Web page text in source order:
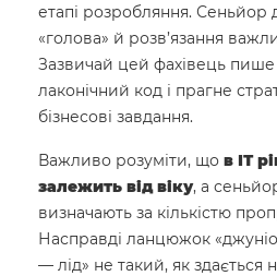
етапі розробляння. Сеньйор
«голова» й розв’язання
Зазвичай цей фахівець
лаконічний код і прагне
бізнесові завдання.
Важливо розуміти, що в ІТ
залежить від віку, а
визначають за кількістю
Насправді ланцюжок
— лід» не такий, як здається